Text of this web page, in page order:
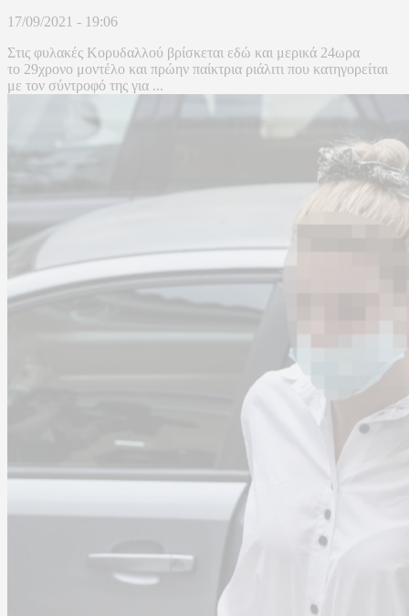
17/09/2021 - 19:06
Στις φυλακές Κορυδαλλού βρίσκεται εδώ και μερικά 24ωρα
το 29χρονο μοντέλο και πρώην παίκτρια ριάλιτι που κατηγορείται
με τον σύντροφό της για ...